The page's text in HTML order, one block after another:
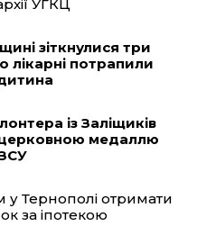
УГКЦ
зіткнулися три
лікарні потрапили
із Заліщиків
медаллю
у Тернополі отримати
за іпотекою